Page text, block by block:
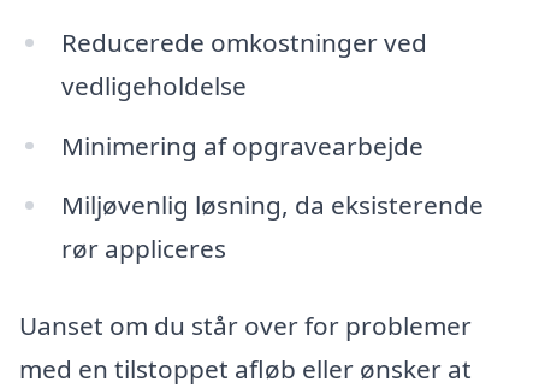
Reducerede omkostninger ved
vedligeholdelse
Minimering af opgravearbejde
Miljøvenlig løsning, da eksisterende
rør appliceres
Uanset om du står over for problemer
med en tilstoppet afløb eller ønsker at